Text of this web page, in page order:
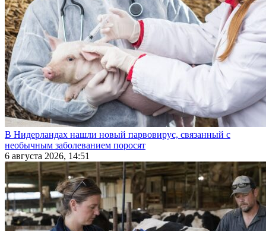
В Нидерландах нашли новый парвовирус, связанный с
необычным заболеванием поросят
6 августа 2026, 14:51